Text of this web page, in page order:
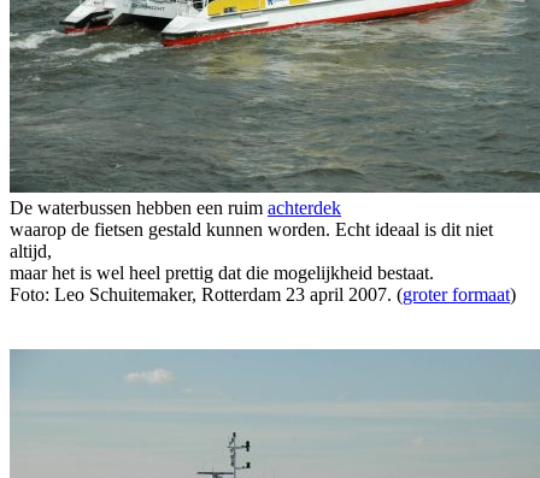
De waterbussen hebben een ruim achterdek
waarop de fietsen gestald kunnen worden. Echt ideaal is dit niet
altijd,
maar het is wel heel prettig dat die mogelijkheid bestaat.
Foto: Leo Schuitemaker, Rotterdam 23 april 2007. (groter formaat)